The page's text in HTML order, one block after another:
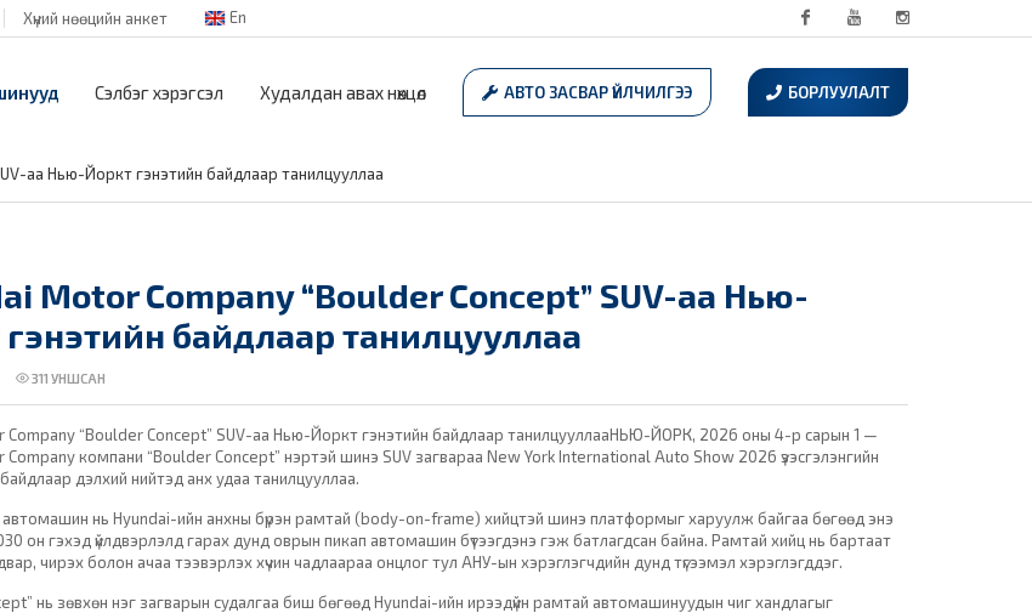
Хүний нөөцийн анкет
En
Сэлбэг хэрэгсэл Худалдан авах нөхцөл АВТО ЗАСВАР ҮЙЛЧИЛГЭЭ БОРЛУУЛАЛТ
аа Нью-Йоркт гэнэтийн байдлаар танилцууллаа
Motor Company “Boulder Concept” SUV-аа Нью-
гэнэтийн байдлаар танилцууллаа
311 УНШСАН
Company “Boulder Concept” SUV-аа Нью-Йоркт гэнэтийн байдлаар танилцууллааНЬЮ-ЙОРК, 2026 оны 4-р сарын 1 —
компани “Boulder Concept” нэртэй шинэ SUV загвараа New York International Auto Show 2026 үзэсгэлэнгийн
байдлаар дэлхий нийтэд анх удаа танилцууллаа.
автомашин нь Hyundai-ийн анхны бүрэн рамтай (body-on-frame) хийцтэй шинэ платформыг харуулж байгаа бөгөөд энэ
он гэхэд үйлдвэрлэлд гарах дунд оврын пикап автомашин бүтээгдэнэ гэж батлагдсан байна. Рамтай хийц нь бартаат
чирэх болон ачаа тээвэрлэх хүчин чадлаараа онцлог тул АНУ-ын хэрэглэгчдийн дунд түгээмэл хэрэглэгддэг.
нь зөвхөн нэг загварын судалгаа биш бөгөөд Hyundai-ийн ирээдүйн рамтай автомашинуудын чиг хандлагыг